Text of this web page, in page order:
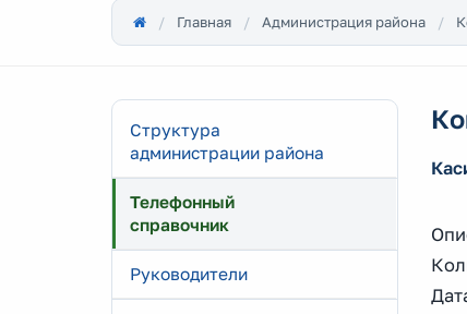
Главная Администрация района
Структура
администрации района
Телефонный
справочник
Руководители